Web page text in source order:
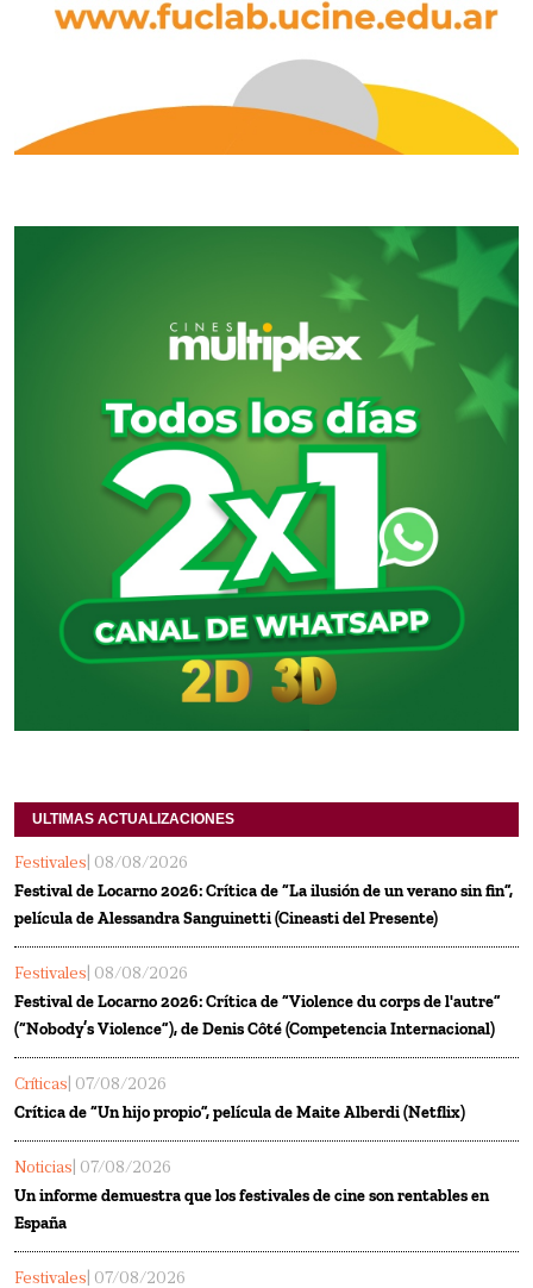
ULTIMAS ACTUALIZACIONES
Festivales | 08/08/2026
Festival de Locarno 2026: Crítica de “La ilusión de un verano sin fin”,
película de Alessandra Sanguinetti (Cineasti del Presente)
Festivales | 08/08/2026
Festival de Locarno 2026: Crítica de “Violence du corps de l'autre”
(“Nobody’s Violence”), de Denis Côté (Competencia Internacional)
Críticas | 07/08/2026
Crítica de “Un hijo propio”, película de Maite Alberdi (Netflix)
Noticias | 07/08/2026
Un informe demuestra que los festivales de cine son rentables en
España
Festivales | 07/08/2026